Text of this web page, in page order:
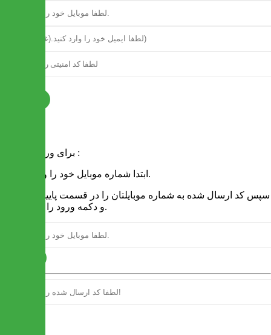
برای ورود به سایت :
1 - ابتدا شماره موبایل خود را وارد کنید.
و دکمه ورود را انتخاب کنید.